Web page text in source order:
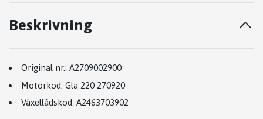
Beskrivning
Original nr.: A2709002900
Motorkod: Gla 220 270920
Växellådskod: A2463703902